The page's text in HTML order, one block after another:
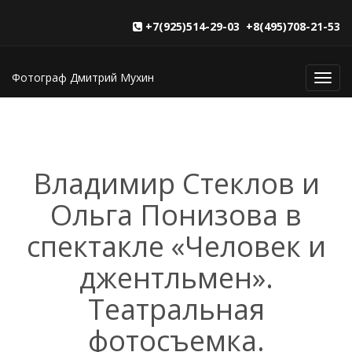
+7(925)514-29-03 +8(495)708-21-53
Фотограф Дмитрий Мухин
Владимир Стеклов и
Ольга Понизова в
спектакле «Человек и
джентльмен».
Театральная
фотосъемка.